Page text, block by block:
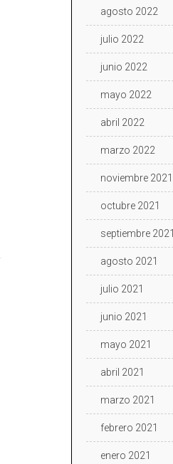
agosto 2022
julio 2022
junio 2022
mayo 2022
abril 2022
marzo 2022
noviembre 2021
octubre 2021
septiembre 2021
agosto 2021
julio 2021
junio 2021
mayo 2021
abril 2021
marzo 2021
febrero 2021
enero 2021